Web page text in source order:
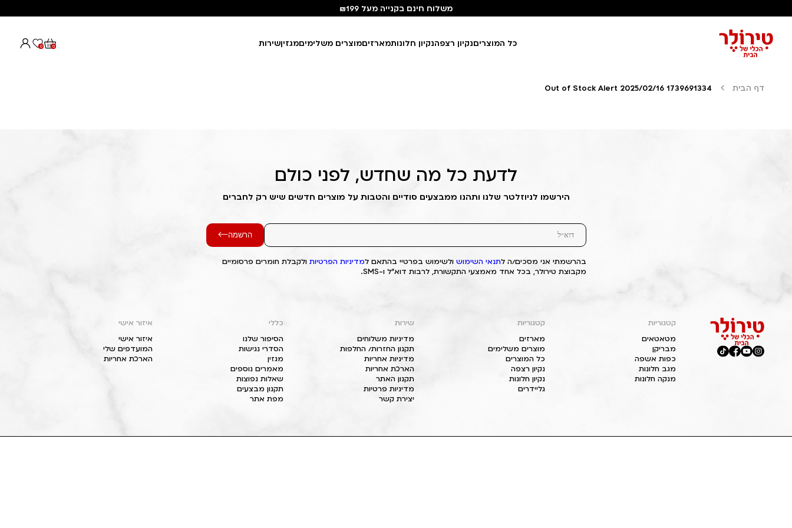
משלוח חינם בקנייה מעל ₪199
כל המוצריםנקיון רצפהנקיון חלונותמארזיםמוצרים משלימיםמגזיןשירות 0
0
דף הבית Out of Stock Alert 2025/02/16 1739691334
לדעת כל מה שחדש, לפני כולם
הירשמו לניוזלטר שלנו ותהנו ממבצעים סודיים והטבות על מוצרים חדשים שיש רק לחברים
הרשמה
בהרשמתי אני מסכים/ה לתנאי השימוש ולשימוש בפרטיי בהתאם למדיניות הפרטיות ולקבלת חומרים פרסומיים
מקבוצת טירולר, בכל אחד מאמצעי התקשורת, לרבות דוא"ל ו-SMS.
קטגוריות
מטאטאים
מבריקן
כפות אשפה
מגב חלונות
מנקה חלונות
קטגוריות
מארזים
מוצרים משלימים
כל המוצרים
נקיון רצפה
נקיון חלונות
גליידרים
שירות
מדיניות משלוחים
תקנון החזרות/ החלפות
מדיניות אחריות
הארכת אחריות
תקנון האתר
מדיניות פרטיות
יצירת קשר
כללי
הסיפור שלנו
הסדרי נגישות
מגזין
מאמרים נוספים
שאלות נפוצות
תקנון מבצעים
מפת אתר
איזור אישי
איזור אישי
המועדפים שלי
הארכת אחריות